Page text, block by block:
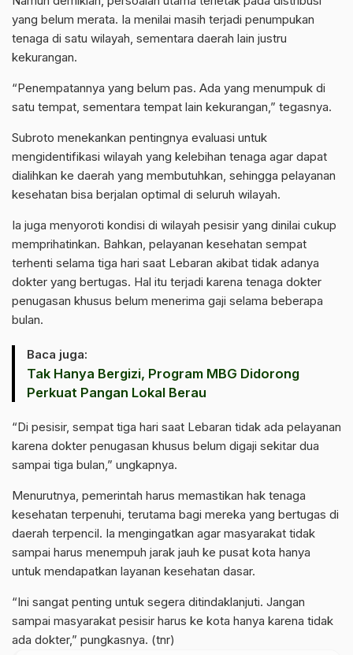
yang belum merata. Ia menilai masih terjadi penumpukan
tenaga di satu wilayah, sementara daerah lain justru
kekurangan.
“Penempatannya yang belum pas. Ada yang menumpuk di
satu tempat, sementara tempat lain kekurangan,” tegasnya.
Subroto menekankan pentingnya evaluasi untuk
mengidentifikasi wilayah yang kelebihan tenaga agar dapat
dialihkan ke daerah yang membutuhkan, sehingga pelayanan
kesehatan bisa berjalan optimal di seluruh wilayah.
Ia juga menyoroti kondisi di wilayah pesisir yang dinilai cukup
memprihatinkan. Bahkan, pelayanan kesehatan sempat
terhenti selama tiga hari saat Lebaran akibat tidak adanya
dokter yang bertugas. Hal itu terjadi karena tenaga dokter
penugasan khusus belum menerima gaji selama beberapa
bulan.
Baca juga:
‎Tak Hanya Bergizi, Program MBG Didorong
Perkuat Pangan Lokal Berau
“Di pesisir, sempat tiga hari saat Lebaran tidak ada pelayanan
karena dokter penugasan khusus belum digaji sekitar dua
sampai tiga bulan,” ungkapnya.
Menurutnya, pemerintah harus memastikan hak tenaga
kesehatan terpenuhi, terutama bagi mereka yang bertugas di
daerah terpencil. Ia mengingatkan agar masyarakat tidak
sampai harus menempuh jarak jauh ke pusat kota hanya
untuk mendapatkan layanan kesehatan dasar.
“Ini sangat penting untuk segera ditindaklanjuti. Jangan
sampai masyarakat pesisir harus ke kota hanya karena tidak
ada dokter,” pungkasnya. (tnr)